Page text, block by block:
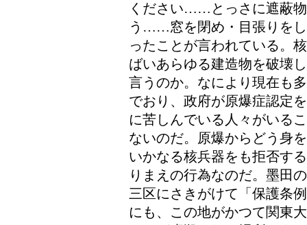
ください……とっさに遮蔽
う……窓を閉め・目張りを
ったことが言われている。
ばいあらゆる建造物を破壊
言うのか。なにより現在も
でおり、政府が原爆症認定
に苦しんでいる人々がいる
ないのだ。原爆からどう身
いかなる核兵器をも拒否す
りまえの行為なのだ。墨田
三区にさきがけて「保護条
にも、この地がかつて関東